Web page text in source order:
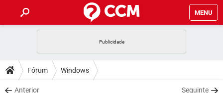
MENU
CELULAR
OUTLOOK
DICAS
JOGOS
DOWNLOADS
Fórum Windows
Anterior Seguinte